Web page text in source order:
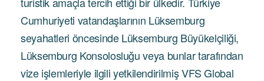
Cumhuriyeti vatandaşlarının Lüksemburg
seyahatleri öncesinde Lüksemburg Büyükelçiliği,
Lüksemburg Konsolosluğu veya bunlar tarafından
vize işlemleriyle ilgili yetkilendirilmiş VFS Global